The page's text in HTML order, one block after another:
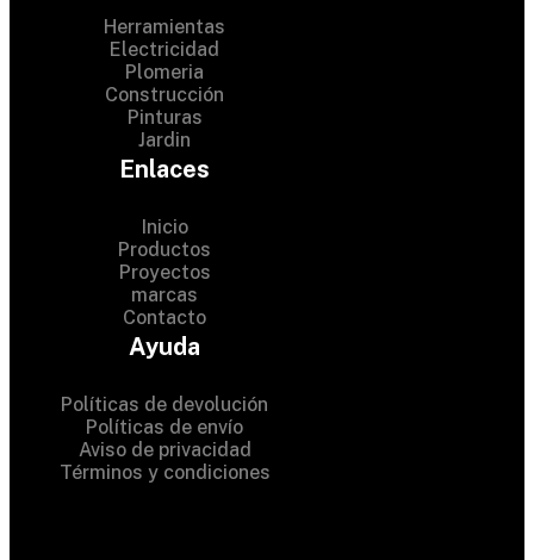
Herramientas
Electricidad
Plomeria
Construcción
Pinturas
Jardin
Enlaces
Inicio
Productos
Proyectos
marcas
Contacto
Ayuda
Políticas de devolución
Políticas de envío
Aviso de privacidad
Términos y condiciones